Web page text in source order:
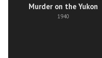
Murder on the Yukon
1940